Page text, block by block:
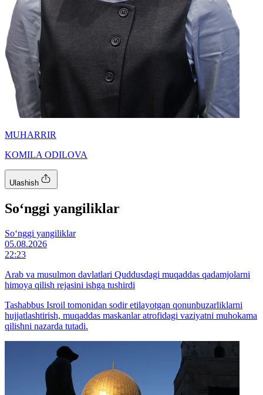
MUHARRIR
KOMILA ODILOVA
Ulashish
So‘nggi yangiliklar
So‘nggi yangiliklar
05.08.2026
22:23
Arab va musulmon davlatlari Quddusdagi muqaddas qadamjolarni
himoya qilish rejasini ishga tushirdi
Tashabbus Isroil tomonidan sodir etilayotgan qonunbuzarliklarni
hujjatlashtirish, muqaddas maskanlar atrofidagi vaziyatni muhokama
qilishni nazarda tutadi.